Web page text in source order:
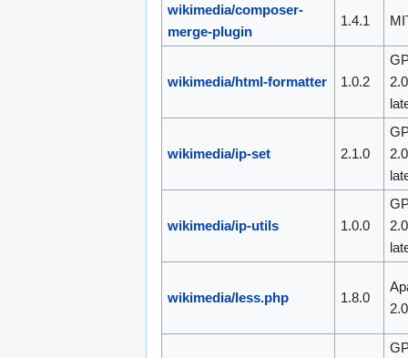
wikimedia/composer-
merge-plugin
1.4.1
wikimedia/html-formatter 1.0.2
wikimedia/ip-set 2.1.0
wikimedia/ip-utils 1.0.0
wikimedia/less.php 1.8.0
2.0